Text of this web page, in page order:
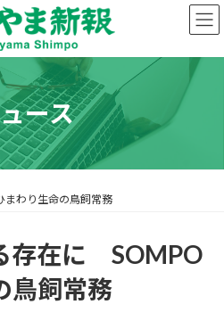
ース
わり生命の鳥飼常務
存在に SOMPO
鳥飼常務